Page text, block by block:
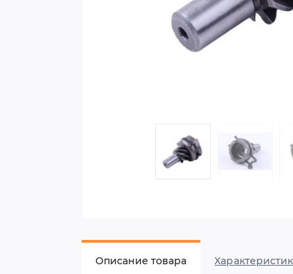
Описание товара